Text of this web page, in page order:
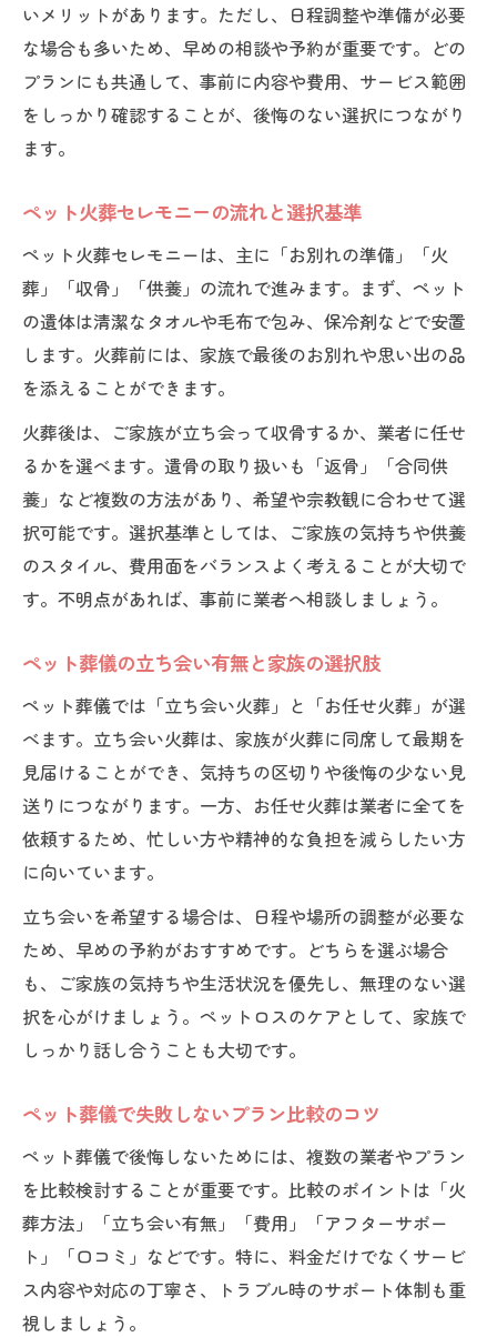
いメリットがあります。ただし、日程調整や準備が必要
な場合も多いため、早めの相談や予約が重要です。どの
プランにも共通して、事前に内容や費用、サービス範囲
をしっかり確認することが、後悔のない選択につながり
ます。
ペット火葬セレモニーの流れと選択基準
ペット火葬セレモニーは、主に「お別れの準備」「火
葬」「収骨」「供養」の流れで進みます。まず、ペット
の遺体は清潔なタオルや毛布で包み、保冷剤などで安置
します。火葬前には、家族で最後のお別れや思い出の品
を添えることができます。
火葬後は、ご家族が立ち会って収骨するか、業者に任せ
るかを選べます。遺骨の取り扱いも「返骨」「合同供
養」など複数の方法があり、希望や宗教観に合わせて選
択可能です。選択基準としては、ご家族の気持ちや供養
のスタイル、費用面をバランスよく考えることが大切で
す。不明点があれば、事前に業者へ相談しましょう。
ペット葬儀の立ち会い有無と家族の選択肢
ペット葬儀では「立ち会い火葬」と「お任せ火葬」が選
べます。立ち会い火葬は、家族が火葬に同席して最期を
見届けることができ、気持ちの区切りや後悔の少ない見
送りにつながります。一方、お任せ火葬は業者に全てを
依頼するため、忙しい方や精神的な負担を減らしたい方
に向いています。
立ち会いを希望する場合は、日程や場所の調整が必要な
ため、早めの予約がおすすめです。どちらを選ぶ場合
も、ご家族の気持ちや生活状況を優先し、無理のない選
択を心がけましょう。ペットロスのケアとして、家族で
しっかり話し合うことも大切です。
ペット葬儀で失敗しないプラン比較のコツ
ペット葬儀で後悔しないためには、複数の業者やプラン
を比較検討することが重要です。比較のポイントは「火
葬方法」「立ち会い有無」「費用」「アフターサポー
ト」「口コミ」などです。特に、料金だけでなくサービ
ス内容や対応の丁寧さ、トラブル時のサポート体制も重
視しましょう。